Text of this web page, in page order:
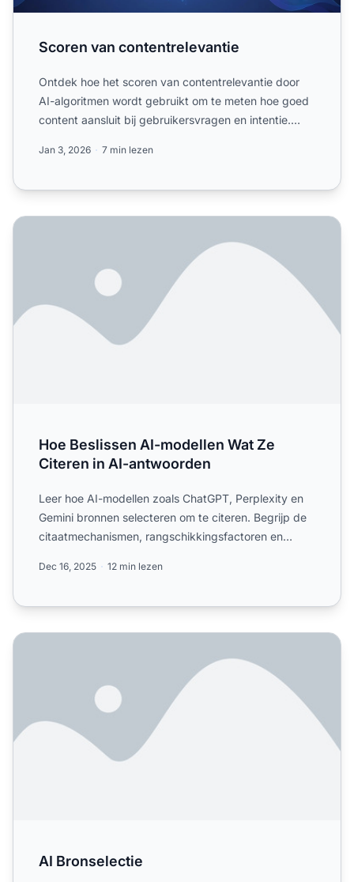
Scoren van contentrelevantie
Ontdek hoe het scoren van contentrelevantie door
AI-algoritmen wordt gebruikt om te meten hoe goed
content aansluit bij gebruikersvragen en intentie.
Jan 3, 2026 7 min lezen
Hoe Beslissen AI-modellen Wat Ze Citeren in AI-
Hoe Beslissen AI-modellen Wat Ze
Citeren in AI-antwoorden
Leer hoe AI-modellen zoals ChatGPT, Perplexity en
Gemini bronnen selecteren om te citeren. Begrijp de
citaatmechanismen, rangschikkingsfactoren en
Dec 16, 2025 12 min lezen
AI Bronselectie
AI Bronselectie